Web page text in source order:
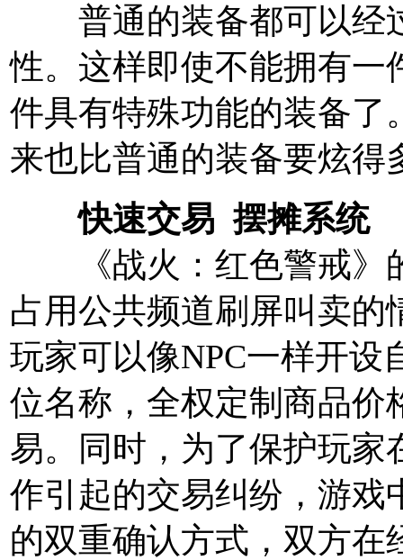
普通的装备都可以经
性。这样即使不能拥有一
件具有特殊功能的装备了
来也比普通的装备要炫得
快速交易 摆摊系统
《战火：红色警戒
占用公共频道刷屏叫卖的
玩家可以像NPC一样开设
位名称，全权定制商品价
易。同时，为了保护玩家
作引起的交易纠纷，游戏
的双重确认方式，双方在